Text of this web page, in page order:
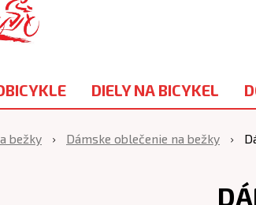
DIELY NA BICYKEL
bežky Dámske oblečenie na bežky